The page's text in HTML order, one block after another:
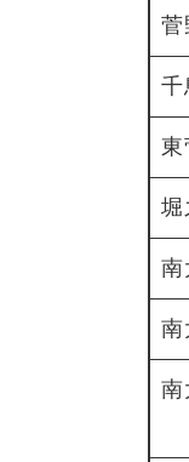
菅
千
東
堀
南
南
南